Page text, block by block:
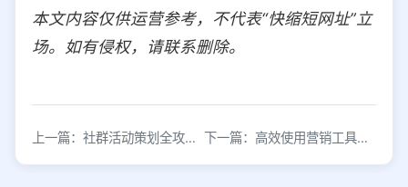
本文内容仅供运营参考，不代表“快缩短网址”立
场。如有侵权，请联系删除。
上一篇：社群活动策划全攻略：从构思到落地 下一篇：高效使用营销工具提升活动转化率